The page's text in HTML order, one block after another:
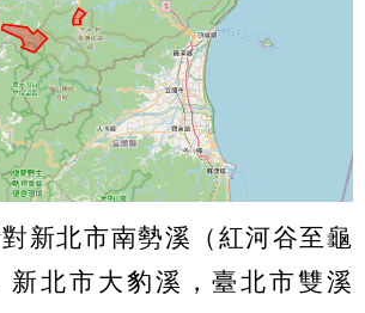
新北市南勢溪（紅河谷至龜
新北市大豹溪，臺北市雙溪